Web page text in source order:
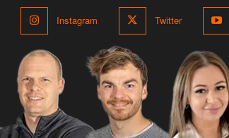
Instagram Twitter